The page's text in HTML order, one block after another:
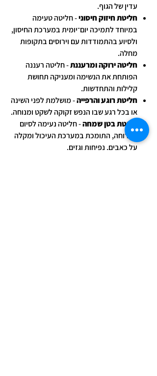
עדין של הגוף.
חליטת חיזוק חיסוני- חליטה טעימה
במיוחד לתמיכה יום־יומית במערכת החיסון,
ולסיוע בהתמודדות עם וירוסים בתקופות
מחלה.
חליטה ירוקה ומרעננת- חליטה רעננה
הפותחת את הנשימה ומעניקה תחושת
קלילות והתחדשות.
חליטת רוגע והרפייה- מושלמת לפני השינה
או בכל רגע שבו הנפש זקוקה לשקט ומנוחה.
חליטת בטן שמחה- חליטה נעימה לסיום
הארוחה, התומכת במערכת העיכול ומקלה
על כאבים, נפיחות וגזים.